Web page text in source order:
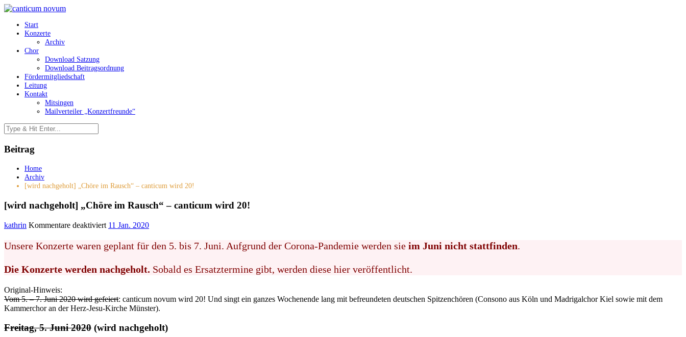
Start
Konzerte
Archiv
Chor
Download Satzung
Download Beitragsordnung
Fördermitgliedschaft
Leitung
Kontakt
Mitsingen
Mailverteiler „Konzertfreunde“
Beitrag
Home
Archiv
[wird nachgeholt] „Chöre im Rausch“ – canticum wird 20!
[wird nachgeholt] „Chöre im Rausch“ – canticum wird 20!
kathrin Kommentare deaktiviertfür
nachgeholt]
„Chöre
Rausch“
wird
20!
11 Jan. 2020
Unsere Konzerte waren geplant für den 5. bis 7. Juni. Aufgrund der Corona-Pandemie werden sie im Juni nicht stattfinden.
Die Konzerte werden nachgeholt. Sobald es Ersatztermine gibt, werden diese hier veröffentlicht.
Original-Hinweis:
Vom 5. – 7. Juni 2020 wird gefeiert: canticum novum wird 20! Und singt ein ganzes Wochenende lang mit befreundeten deutschen Spitzenchören (Consono aus Köln und Madrigalchor Kiel sowie mit dem
Kammerchor an der Herz-Jesu-Kirche Münster).
Freitag, 5. Juni 2020 (wird nachgeholt)